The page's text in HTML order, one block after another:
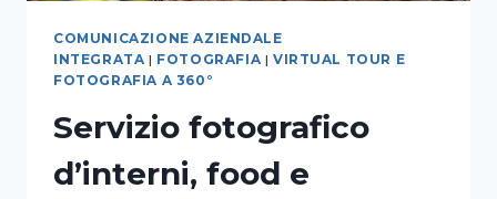
COMUNICAZIONE AZIENDALE
INTEGRATA | FOTOGRAFIA | VIRTUAL TOUR E
FOTOGRAFIA A 360°
Servizio fotografico
d’interni, food e